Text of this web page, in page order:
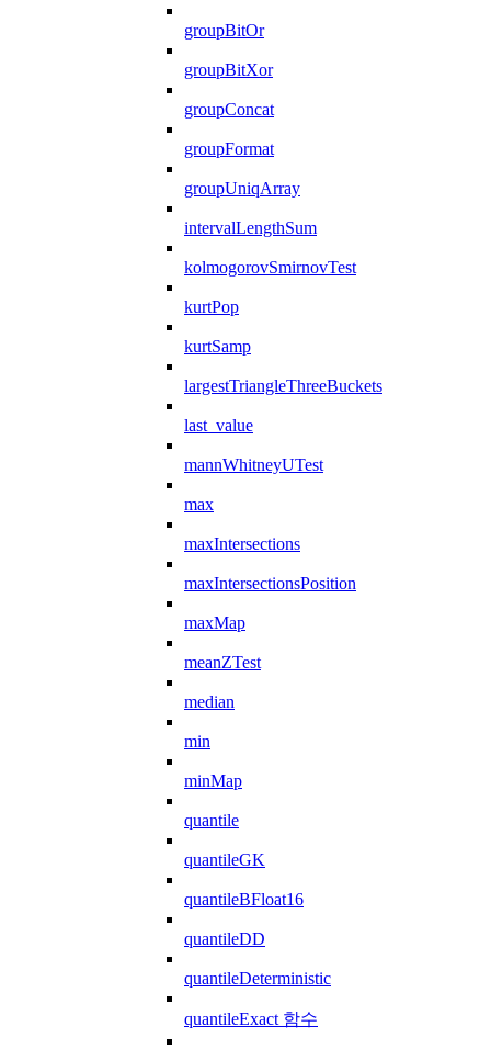
groupBitOr
groupBitXor
groupConcat
groupFormat
groupUniqArray
intervalLengthSum
kolmogorovSmirnovTest
kurtPop
kurtSamp
largestTriangleThreeBuckets
last_value
mannWhitneyUTest
max
maxIntersections
maxIntersectionsPosition
maxMap
meanZTest
median
min
minMap
quantile
quantileGK
quantileBFloat16
quantileDD
quantileDeterministic
quantileExact 함수